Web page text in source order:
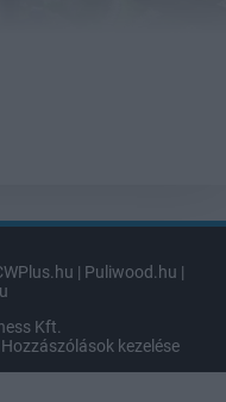
| Puliwood.hu |
Kft.
Hozzászólások kezelése